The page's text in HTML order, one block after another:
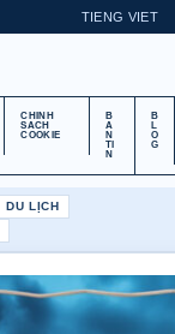
TIENG VIET
CHINH
SACH
COOKIE
B
A
N
TI
N
B
L
O
G
DU LỊCH